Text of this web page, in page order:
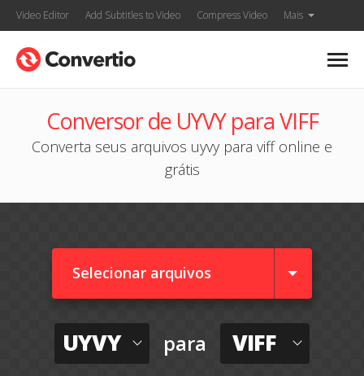
Video Editor Add Subtitles to Video Compress Video Mais
Conversor de UYVY para VIFF
Converta seus arquivos uyvy para viff online e
grátis
Selecionar arquivos
UYVY para VIFF